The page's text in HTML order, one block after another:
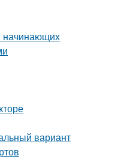
начинающих
вариант